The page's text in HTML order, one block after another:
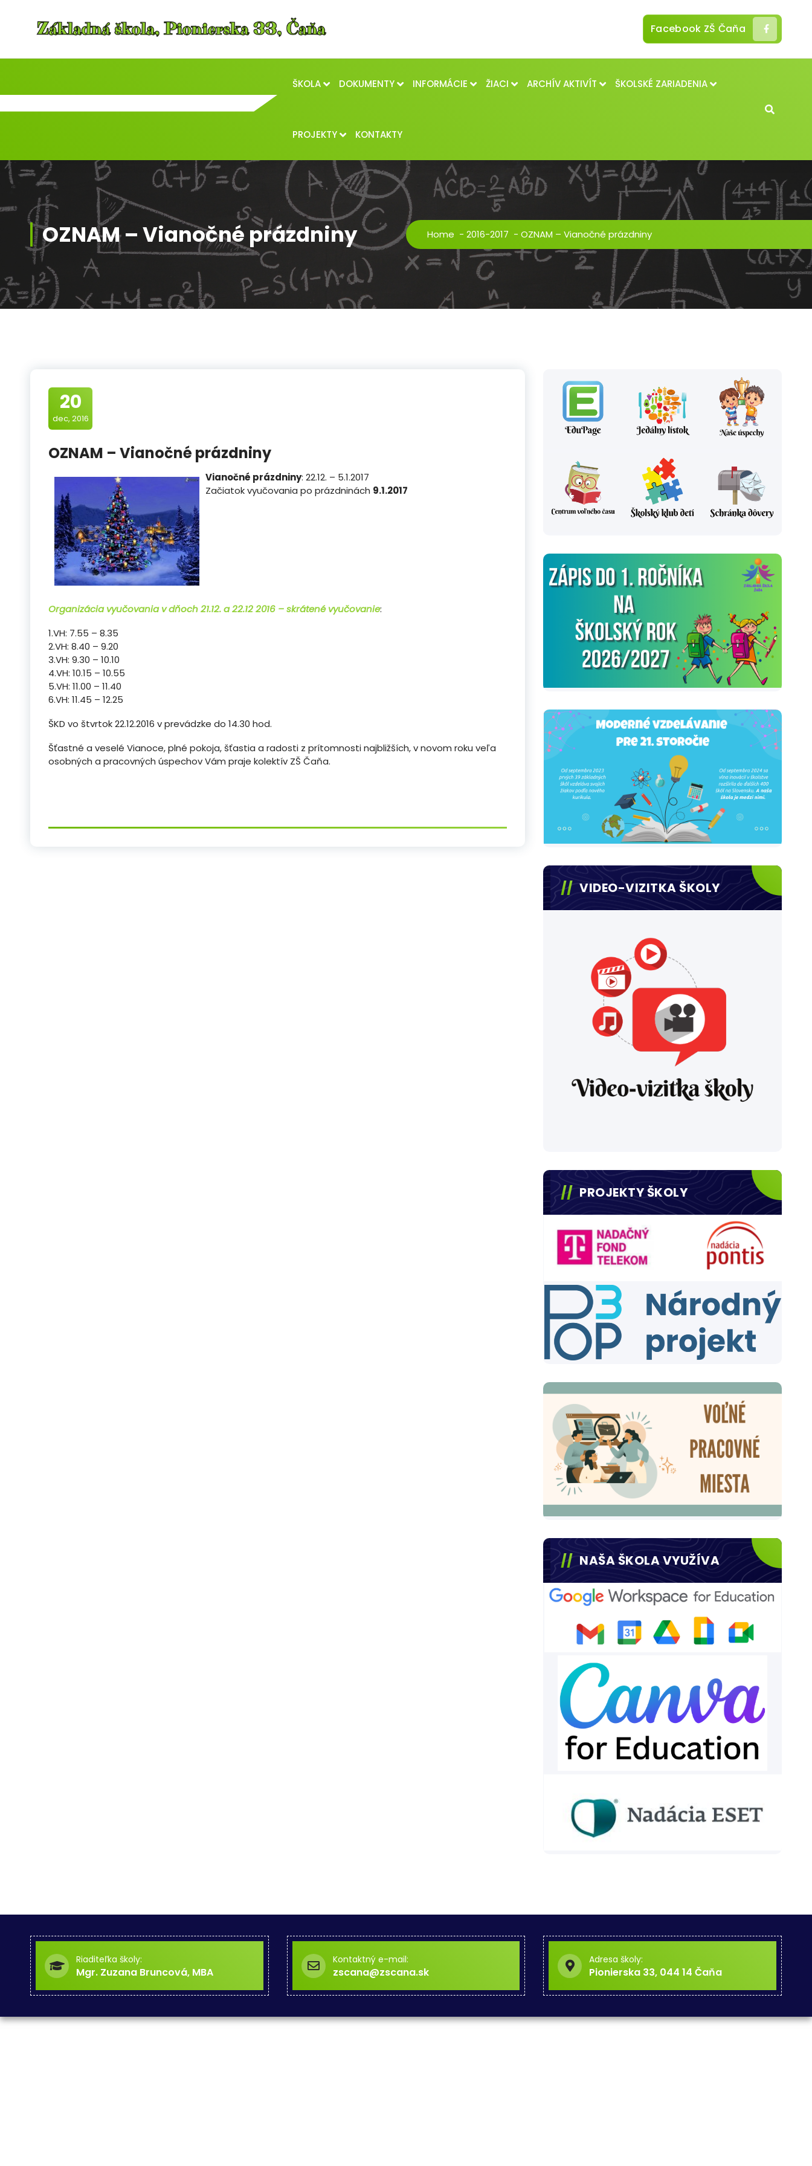
Facebook ZŠ Čaňa
ŠKOLA DOKUMENTY INFORMÁCIE ŽIACI ARCHÍV AKTIVÍT ŠKOLSKÉ ZARIADENIA
PROJEKTY KONTAKTY
OZNAM – Vianočné prázdniny Home - 2016-2017 - OZNAM – Vianočné prázdniny
20
dec, 2016
OZNAM – Vianočné prázdniny
Vianočné prázdniny: 22.12. – 5.1.2017
Začiatok vyučovania po prázdninách 9.1.2017
Organizácia vyučovania v dňoch 21.12. a 22.12 2016 – skrátené vyučovanie:
1.VH: 7.55 – 8.35
2.VH: 8.40 – 9.20
3.VH: 9.30 – 10.10
4.VH: 10.15 – 10.55
5.VH: 11.00 – 11.40
6.VH: 11.45 – 12.25
ŠKD vo štvrtok 22.12.2016 v prevádzke do 14.30 hod.
Šťastné a veselé Vianoce, plné pokoja, šťastia a radosti z prítomnosti najbližších, v novom roku veľa
osobných a pracovných úspechov Vám praje kolektív ZŠ Čaňa.
VIDEO-VIZITKA ŠKOLY
PROJEKTY ŠKOLY
NAŠA ŠKOLA VYUŽÍVA
Riaditeľka školy:
Mgr. Zuzana Bruncová, MBA
Kontaktný e-mail:
zscana@zscana.sk
Adresa školy:
Pionierska 33, 044 14 Čaňa